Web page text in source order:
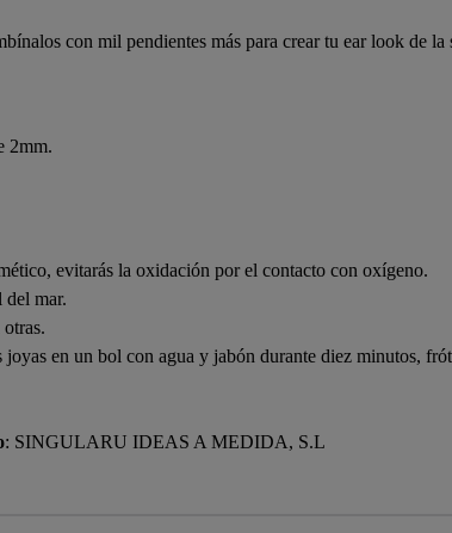
con mil pendientes más para crear tu ear look de la
2mm.
evitarás la oxidación por el contacto con oxígeno.
del mar.
en un bol con agua y jabón durante diez minutos,
: SINGULARU IDEAS A MEDIDA, S.L